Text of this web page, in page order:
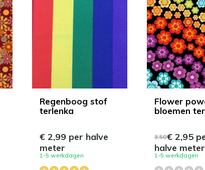
Regenboog stof
terlenka
€ 2,99 per halve
meter
1-5 werkdagen
Flower
bloemen
3,50€ 2,95
halve meter
1-5 werkdagen